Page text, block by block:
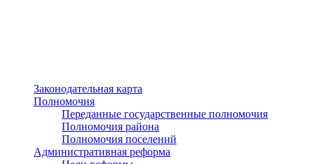
Законодательная карта
Полномочия
Переданные государственные полномочия
Полномочия района
Полномочия поселений
Административная реформа